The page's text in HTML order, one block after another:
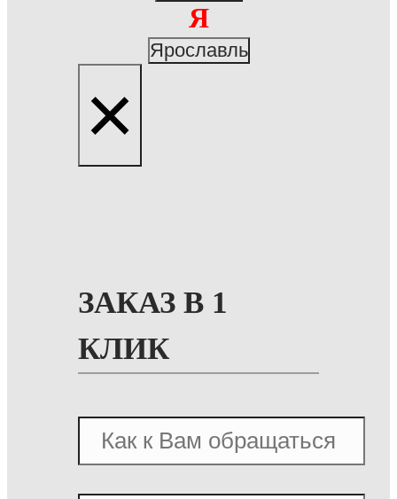
Я
Ярославль
×
ЗАКАЗ В 1
КЛИК